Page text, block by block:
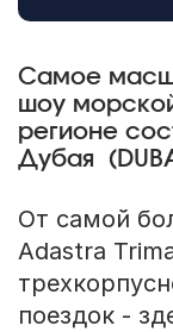
Самое
шоу
регионе
Дубая
От самой
Adastra
поездок -